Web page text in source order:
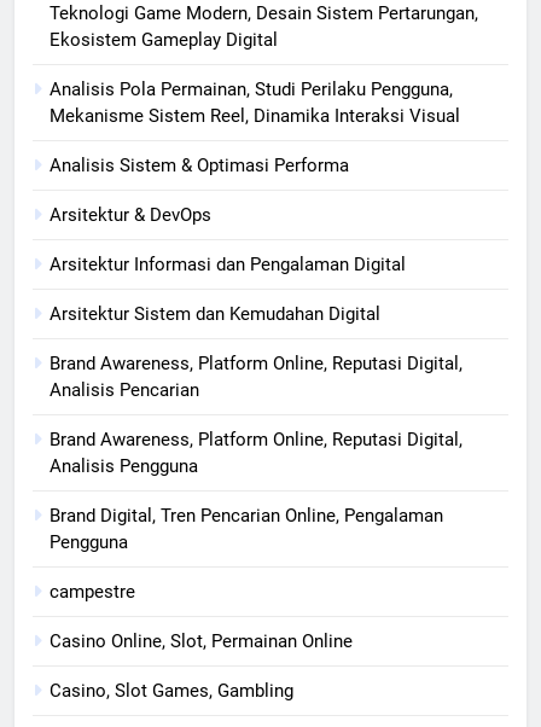
Teknologi Game Modern, Desain Sistem Pertarungan,
Ekosistem Gameplay Digital
Analisis Pola Permainan, Studi Perilaku Pengguna,
Mekanisme Sistem Reel, Dinamika Interaksi Visual
Analisis Sistem & Optimasi Performa
Arsitektur & DevOps
Arsitektur Informasi dan Pengalaman Digital
Arsitektur Sistem dan Kemudahan Digital
Brand Awareness, Platform Online, Reputasi Digital,
Analisis Pencarian
Brand Awareness, Platform Online, Reputasi Digital,
Analisis Pengguna
Brand Digital, Tren Pencarian Online, Pengalaman
Pengguna
campestre
Casino Online, Slot, Permainan Online
Casino, Slot Games, Gambling